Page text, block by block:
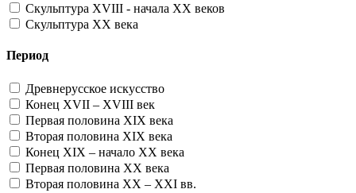
Скульптура XVIII - начала XX веков
Скульптура XX века
Период
Древнерусское искусство
Конец XVII – XVIII век
Первая половина XIX века
Вторая половина XIX века
Конец XIX – начало XX века
Первая половина XX века
Вторая половина XX – XXI вв.